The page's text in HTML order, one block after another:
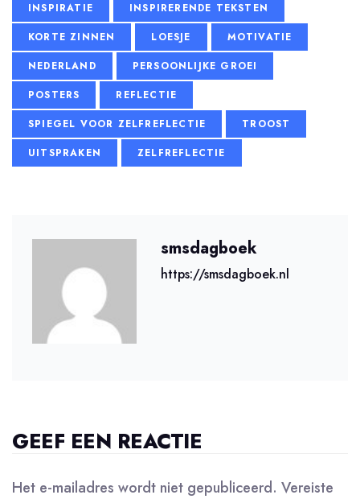
INSPIRATIE
INSPIRERENDE TEKSTEN
KORTE ZINNEN
LOESJE
MOTIVATIE
NEDERLAND
PERSOONLIJKE GROEI
POSTERS
REFLECTIE
SPIEGEL VOOR ZELFREFLECTIE
TROOST
UITSPRAKEN
ZELFREFLECTIE
smsdagboek
https://smsdagboek.nl
GEEF EEN REACTIE
Het e-mailadres wordt niet gepubliceerd. Vereiste